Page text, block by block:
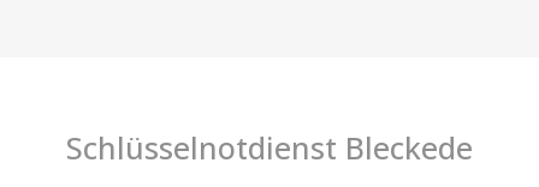
Schlüsselnotdienst Bleckede